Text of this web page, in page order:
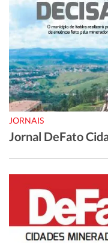
JORNAIS
Jornal DeFato